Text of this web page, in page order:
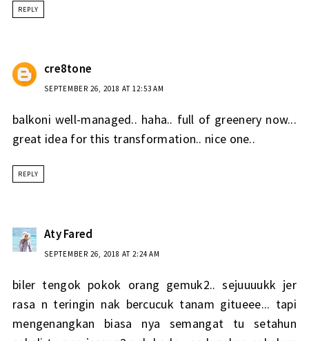
REPLY
cre8tone
SEPTEMBER 26, 2018 AT 12:53 AM
balkoni well-managed.. haha.. full of greenery now...
great idea for this transformation.. nice one..
REPLY
Aty Fared
SEPTEMBER 26, 2018 AT 2:24 AM
biler tengok pokok orang gemuk2.. sejuuuukk jer
rasa n teringin nak bercucuk tanam gitueee... tapi
mengenangkan biasa nya semangat tu setahun